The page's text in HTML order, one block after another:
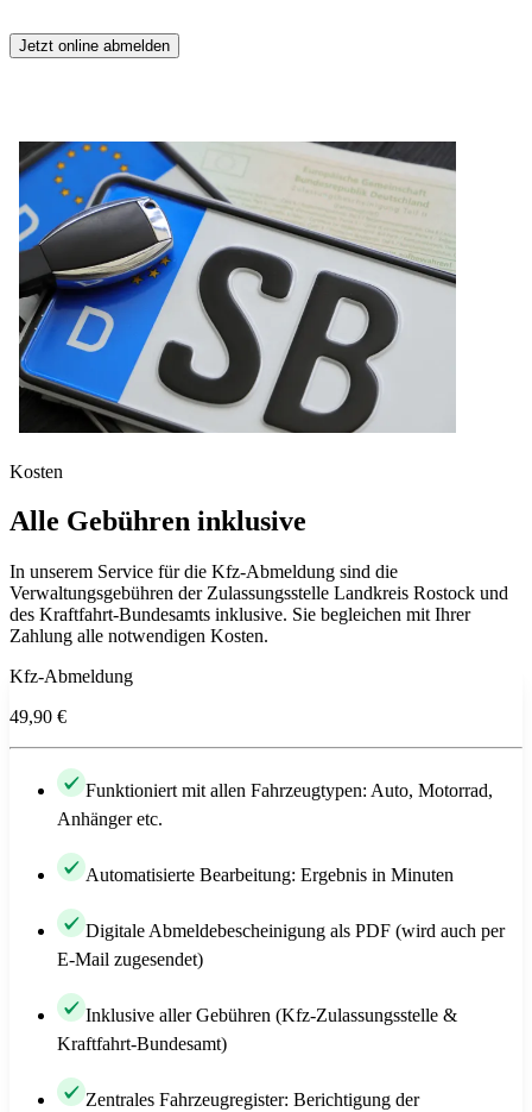
Jetzt online abmelden
Kosten
Alle Gebühren inklusive
In unserem Service für die Kfz-Abmeldung sind die
Verwaltungsgebühren der Zulassungsstelle Landkreis Rostock und
des Kraftfahrt-Bundesamts inklusive. Sie begleichen mit Ihrer
Zahlung alle notwendigen Kosten.
Kfz-Abmeldung
49,90 €
Funktioniert mit allen Fahrzeugtypen: Auto, Motorrad,
Anhänger etc.
Automatisierte Bearbeitung: Ergebnis in Minuten
Digitale Abmeldebescheinigung als PDF (wird auch per
E-Mail zugesendet)
Inklusive aller Gebühren (Kfz-Zulassungsstelle &
Kraftfahrt-Bundesamt)
Zentrales Fahrzeugregister: Berichtigung der